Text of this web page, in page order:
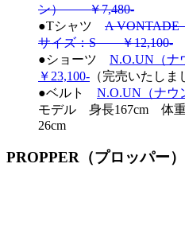
ン） ￥7,480-
●Tシャツ A
サイズ：S ￥12,100-
●ショーツ N.O.UN（
￥23,100- （完売いたしま
●ベルト N.O.UN（ナウ
モデル 身長167cm 体
26cm
PROPPER（プロッパー